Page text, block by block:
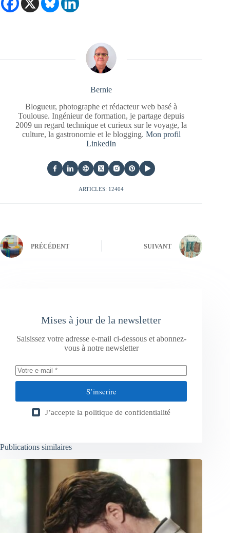
Bernie
Blogueur, photographe et rédacteur web basé à
Toulouse. Ingénieur de formation, je partage depuis
2009 un regard technique et curieux sur le voyage, la
culture, la gastronomie et le blogging. Mon profil
LinkedIn
ARTICLES: 12404
PRÉCÉDENT SUIVANT
Mises à jour de la newsletter
Saisissez votre adresse e-mail ci-dessous et abonnez-
vous à notre newsletter
S’inscrire
J’accepte la politique de confidentialité
Publications similaires